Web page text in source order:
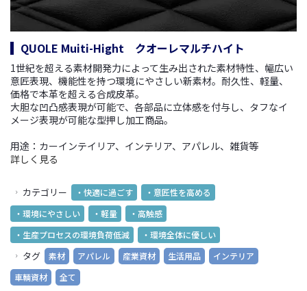
QUOLE Muiti-Hight クオーレマルチハイト
1世紀を超える素材開発力によって生み出された素材特性、幅広い
意匠表現、機能性を持つ環境にやさしい新素材。 耐久性、軽量、
価格で本革を超える合成皮革。
大胆な凹凸感表現が可能で、各部品に立体感を付与し、タフなイ
メージ表現が可能な型押し加工商品。
用途：カーインテイリア、インテリア、アパレル、雑貨等
詳しく見る
カテゴリー ・快適に過ごす
・意匠性を高める
・環境にやさしい
・軽量
・高触感
・生産プロセスの環境負荷低減
・環境全体に優しい
タグ 素材 アパレル 産業資材 生活用品
インテリア
車輌資材
全て